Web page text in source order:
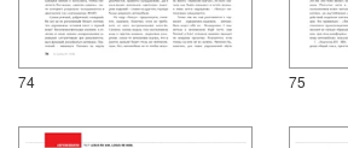
74 75